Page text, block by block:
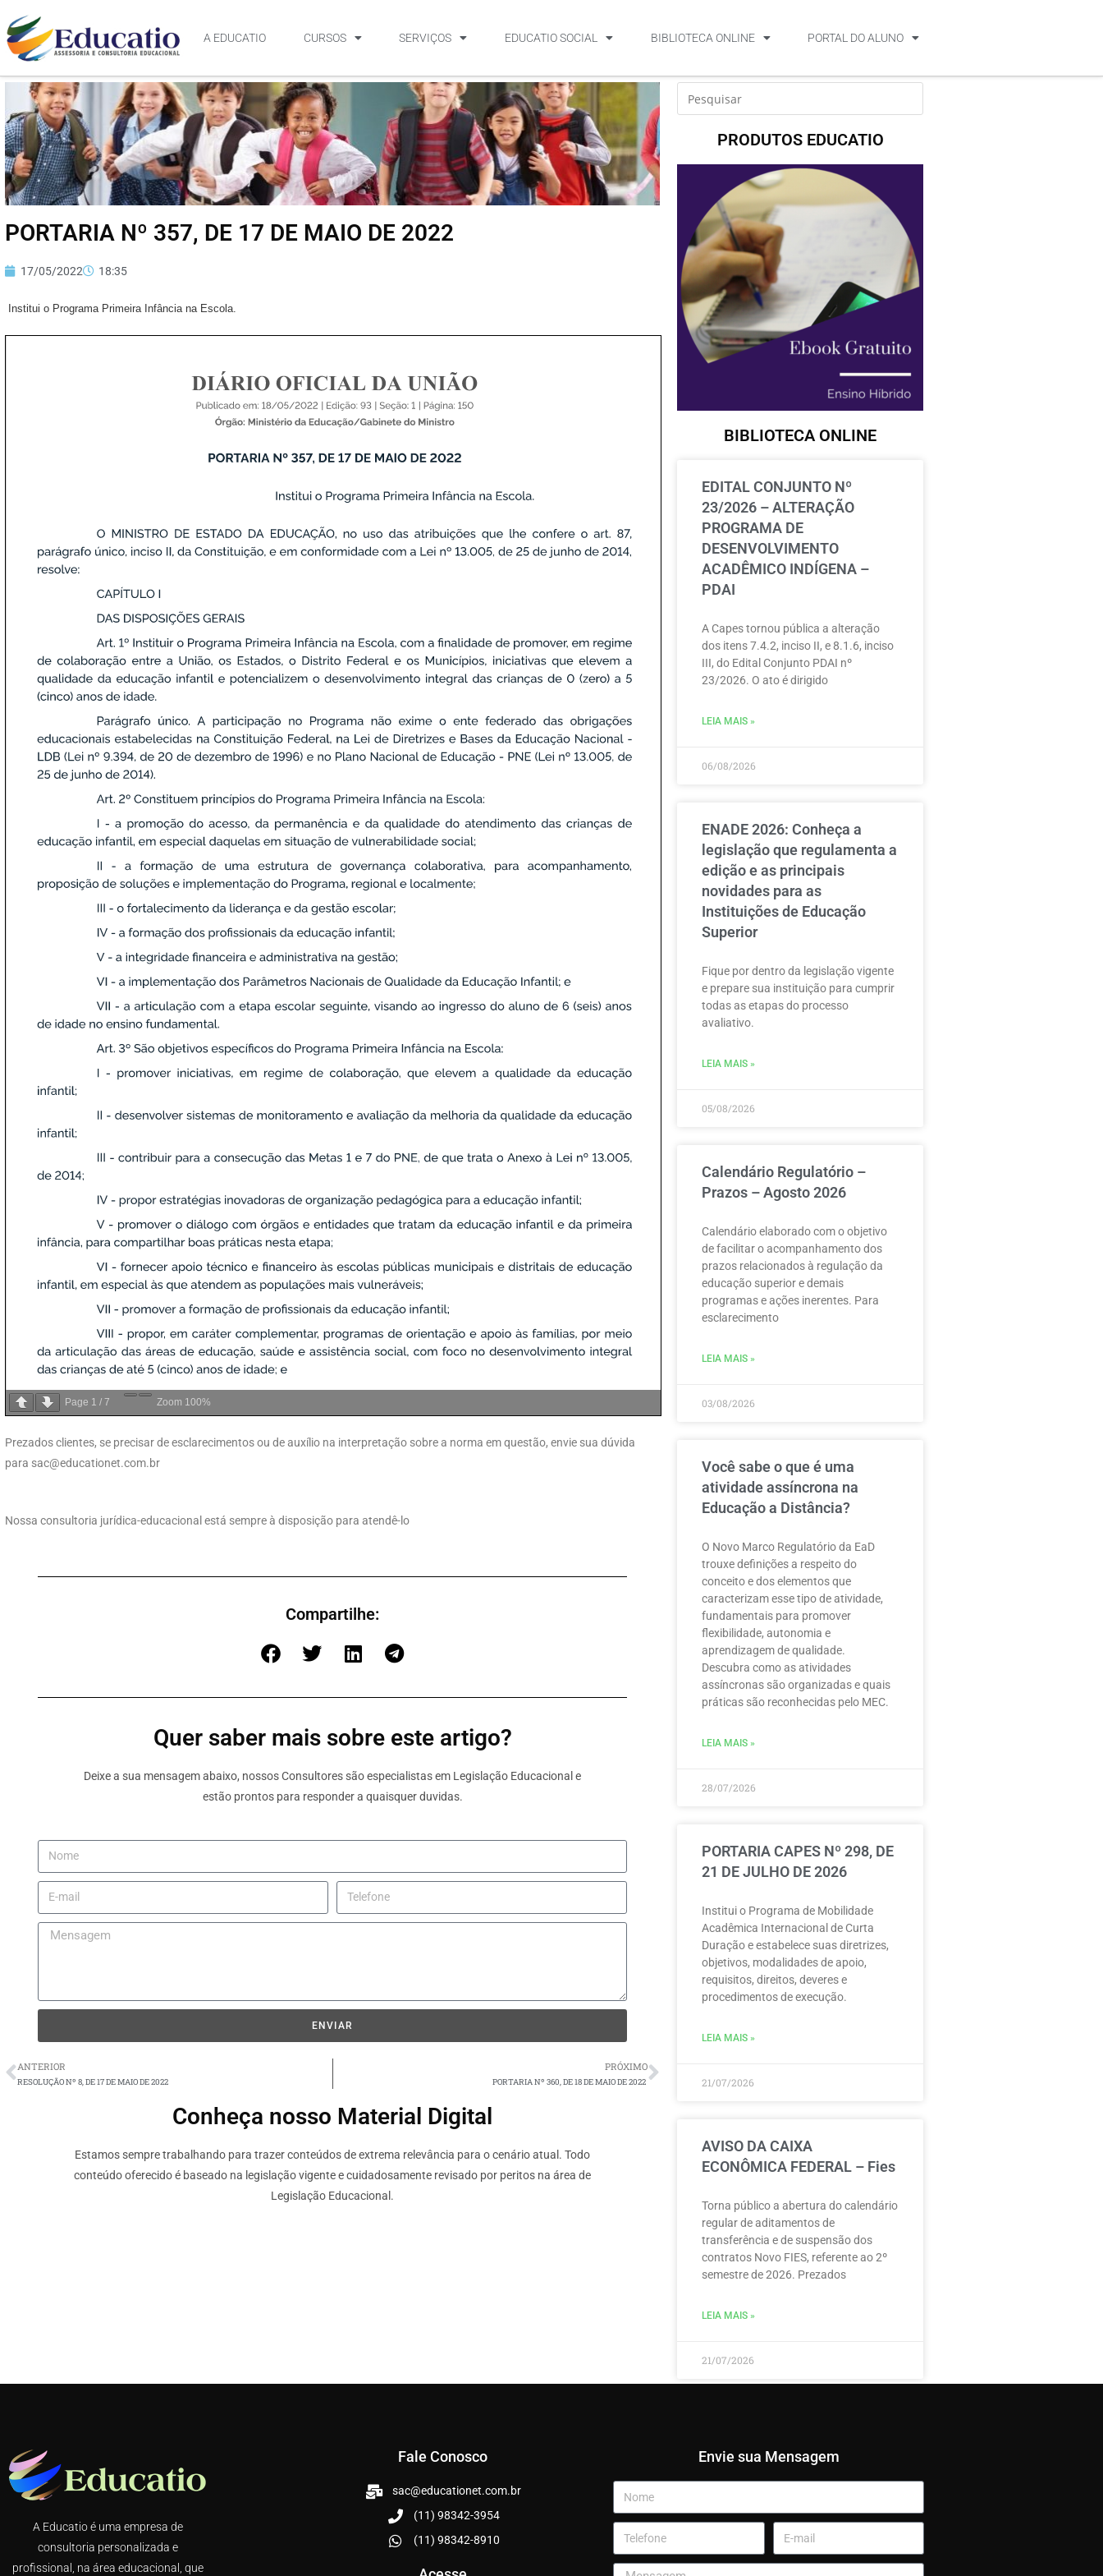
A EDUCATIO CURSOS SERVIÇOS EDUCATIO SOCIAL BIBLIOTECA ONLINE PORTAL DO ALUNO
PORTARIA Nº 357, DE 17 DE MAIO DE 2022
17/05/2022 18:35
Institui o Programa Primeira Infância na Escola.
Page 1 / 7 Zoom 100%
Prezados clientes, se precisar de esclarecimentos ou de auxílio na interpretação sobre a norma em questão, envie sua dúvida
para sac@educationet.com.br
Nossa consultoria jurídica-educacional está sempre à disposição para atendê-lo
Compartilhe:
Quer saber mais sobre este artigo?
Deixe a sua mensagem abaixo, nossos Consultores são especialistas em Legislação Educacional e
estão prontos para responder a quaisquer duvidas.
ENVIAR
ANTERIOR
RESOLUÇÃO Nº 8, DE 17 DE MAIO DE 2022
PRÓXIMO
PORTARIA Nº 360, DE 18 DE MAIO DE 2022
Conheça nosso Material Digital
Estamos sempre trabalhando para trazer conteúdos de extrema relevância para o cenário atual. Todo
conteúdo oferecido é baseado na legislação vigente e cuidadosamente revisado por peritos na área de
Legislação Educacional.
PRODUTOS EDUCATIO
BIBLIOTECA ONLINE
EDITAL CONJUNTO Nº
23/2026 – ALTERAÇÃO
PROGRAMA DE
DESENVOLVIMENTO
ACADÊMICO INDÍGENA –
PDAI
A Capes tornou pública a alteração
dos itens 7.4.2, inciso II, e 8.1.6, inciso
III, do Edital Conjunto PDAI nº
23/2026. O ato é dirigido
LEIA MAIS »
06/08/2026
ENADE 2026: Conheça a
legislação que regulamenta a
edição e as principais
novidades para as
Instituições de Educação
Superior
Fique por dentro da legislação vigente
e prepare sua instituição para cumprir
todas as etapas do processo
avaliativo.
LEIA MAIS »
05/08/2026
Calendário Regulatório –
Prazos – Agosto 2026
Calendário elaborado com o objetivo
de facilitar o acompanhamento dos
prazos relacionados à regulação da
educação superior e demais
programas e ações inerentes. Para
esclarecimento
LEIA MAIS »
03/08/2026
Você sabe o que é uma
atividade assíncrona na
Educação a Distância?
O Novo Marco Regulatório da EaD
trouxe definições a respeito do
conceito e dos elementos que
caracterizam esse tipo de atividade,
fundamentais para promover
flexibilidade, autonomia e
aprendizagem de qualidade.
Descubra como as atividades
assíncronas são organizadas e quais
práticas são reconhecidas pelo MEC.
LEIA MAIS »
28/07/2026
PORTARIA CAPES Nº 298, DE
21 DE JULHO DE 2026
Institui o Programa de Mobilidade
Acadêmica Internacional de Curta
Duração e estabelece suas diretrizes,
objetivos, modalidades de apoio,
requisitos, direitos, deveres e
procedimentos de execução.
LEIA MAIS »
21/07/2026
AVISO DA CAIXA
ECONÔMICA FEDERAL – Fies
Torna público a abertura do calendário
regular de aditamentos de
transferência e de suspensão dos
contratos Novo FIES, referente ao 2º
semestre de 2026. Prezados
LEIA MAIS »
21/07/2026
A Educatio é uma empresa de
consultoria personalizada e
profissional, na área educacional, que
Fale Conosco
sac@educationet.com.br
(11) 98342-3954
(11) 98342-8910
Envie sua Mensagem